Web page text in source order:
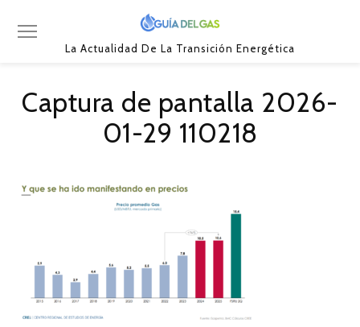
La Actualidad De La Transición Energética
Captura de pantalla 2026-
01-29 110218